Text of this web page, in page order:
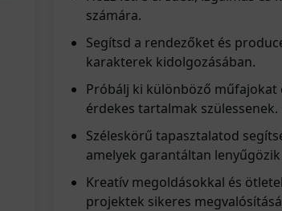
számára.
Segítsd a rendezőket és
karakterek kidolgozásában.
Próbálj ki különböző műfajokat
érdekes tartalmak szülessenek.
Széleskörű tapasztalatod
amelyek garantáltan
Kreatív megoldásokkal és
projektek sikeres